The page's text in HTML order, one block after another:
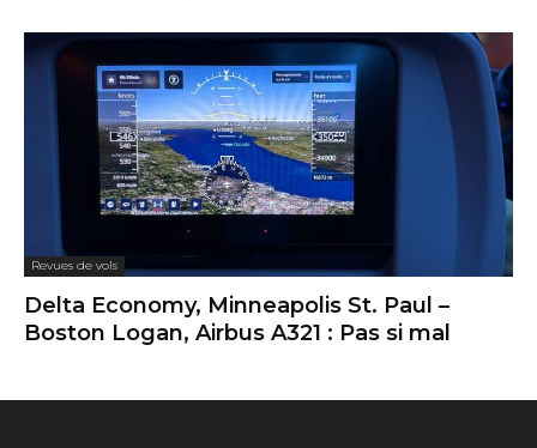
Revues de vols
Delta Economy, Minneapolis St. Paul –
Boston Logan, Airbus A321 : Pas si mal